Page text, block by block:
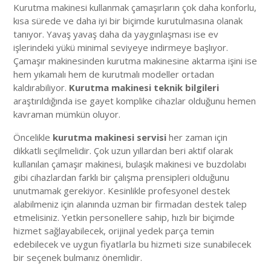
Kurutma makinesi kullanmak çamaşırların çok daha konforlu,
kısa sürede ve daha iyi bir biçimde kurutulmasına olanak
tanıyor. Yavaş yavaş daha da yaygınlaşması ise ev
işlerindeki yükü minimal seviyeye indirmeye başlıyor.
Çamaşır makinesinden kurutma makinesine aktarma işini ise
hem yıkamalı hem de kurutmalı modeller ortadan
kaldırabiliyor. Kurutma makinesi teknik bilgileri
araştırıldığında ise gayet komplike cihazlar olduğunu hemen
kavraman mümkün oluyor.
Öncelikle kurutma makinesi servisi her zaman için
dikkatli seçilmelidir. Çok uzun yıllardan beri aktif olarak
kullanılan çamaşır makinesi, bulaşık makinesi ve buzdolabı
gibi cihazlardan farklı bir çalışma prensipleri olduğunu
unutmamak gerekiyor. Kesinlikle profesyonel destek
alabilmeniz için alanında uzman bir firmadan destek talep
etmelisiniz. Yetkin personellere sahip, hızlı bir biçimde
hizmet sağlayabilecek, orijinal yedek parça temin
edebilecek ve uygun fiyatlarla bu hizmeti size sunabilecek
bir seçenek bulmanız önemlidir.